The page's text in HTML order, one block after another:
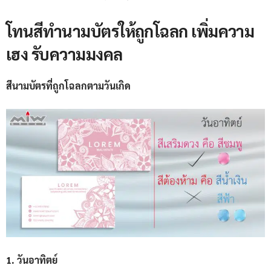
โทนสีทำนามบัตรให้ถูกโฉลก เพิ่มความ
เฮง รับความมงคล
สีนามบัตรที่ถูกโฉลกตามวันเกิด
1. วันอาทิตย์